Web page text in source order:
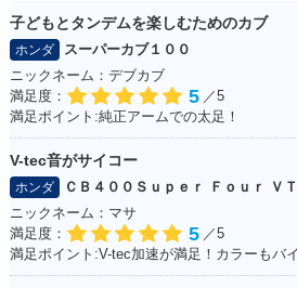
子どもとタンデムを楽しむためのカブ
ホンダ
スーパーカブ１００
ニックネーム：デブカブ
満足度：
5 ／5
満足ポイント:純正アームでの太足！
V-tec音がサイコー
ホンダ
ＣＢ４００Ｓｕｐｅｒ Ｆｏｕｒ Ｖ
ニックネーム：マサ
満足度：
5 ／5